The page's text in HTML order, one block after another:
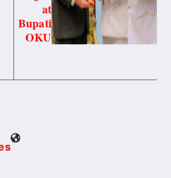
at
Bupati
OKU